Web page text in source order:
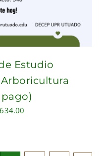
Estudio
634.00